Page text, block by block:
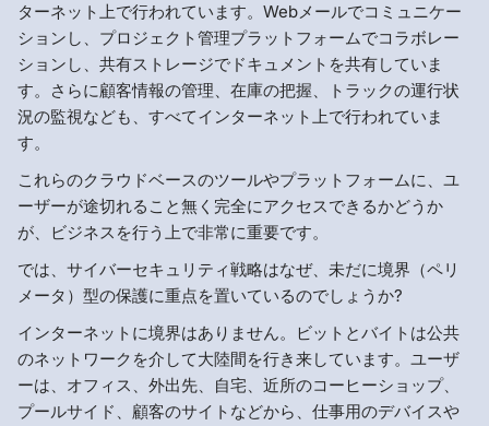
ターネット上で行われています。Webメールでコミュニケー
ションし、プロジェクト管理プラットフォームでコラボレー
ションし、共有ストレージでドキュメントを共有していま
す。さらに顧客情報の管理、在庫の把握、トラックの運行状
況の監視なども、すべてインターネット上で行われていま
す。
これらのクラウドベースのツールやプラットフォームに、ユ
ーザーが途切れること無く完全にアクセスできるかどうか
が、ビジネスを行う上で非常に重要です。
では、サイバーセキュリティ戦略はなぜ、未だに境界（ペリ
メータ）型の保護に重点を置いているのでしょうか?
インターネットに境界はありません。ビットとバイトは公共
のネットワークを介して大陸間を行き来しています。ユーザ
ーは、オフィス、外出先、自宅、近所のコーヒーショップ、
プールサイド、顧客のサイトなどから、仕事用のデバイスや